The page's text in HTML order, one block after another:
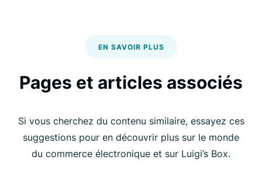
EN SAVOIR PLUS
Pages et articles associés
Si vous cherchez du contenu similaire, essayez ces
suggestions pour en découvrir plus sur le monde
du commerce électronique et sur Luigi’s Box.